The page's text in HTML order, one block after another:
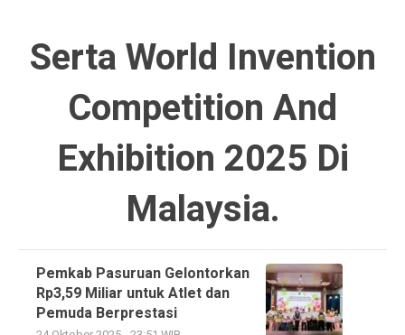
Serta World Invention
Competition And
Exhibition 2025 Di
Malaysia.
Pemkab Pasuruan Gelontorkan
Rp3,59 Miliar untuk Atlet dan
Pemuda Berprestasi